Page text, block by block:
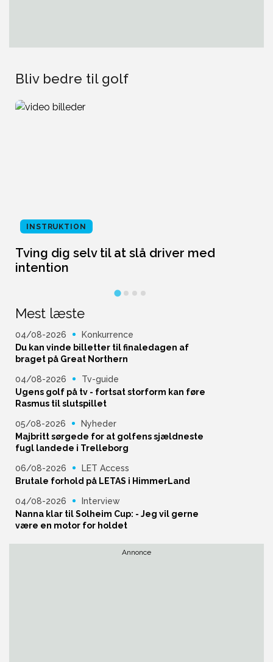
Bliv bedre til golf
INSTRUKTION
Tving dig selv til at slå driver med
intention
Mest læste
04/08-2026
Konkurrence
Du kan vinde billetter til finaledagen af
braget på Great Northern
04/08-2026
Tv-guide
Ugens golf på tv - fortsat storform kan føre
Rasmus til slutspillet
05/08-2026
Nyheder
Majbritt sørgede for at golfens sjældneste
fugl landede i Trelleborg
06/08-2026
LET Access
Brutale forhold på LETAS i HimmerLand
04/08-2026
Interview
Nanna klar til Solheim Cup: - Jeg vil gerne
være en motor for holdet
Annonce